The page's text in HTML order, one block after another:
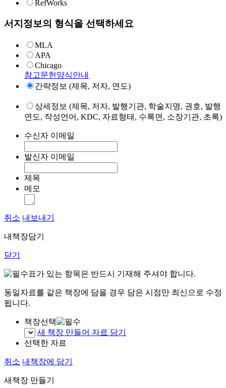
RefWorks
서지정보의 형식을 선택하세요
MLA
APA
Chicago
참고문헌양식안내
간략정보 (제목, 저자, 연도)
상세정보 (제목, 저자, 발행기관, 학술지명, 권호, 발행
연도, 작성언어, KDC, 자료형태, 수록면, 소장기관, 초록)
수신자 이메일
발신자 이메일
제목
메모
취소 내보내기
내책장담기
닫기
표가 있는 항목은 반드시 기재해 주셔야 합니다.
동일자료를 같은 책장에 담을 경우 담은 시점만 최신으로 수정
됩니다.
책장선택
새 책장 만들어 자료 담기
선택한 자료
취소 내책장에 담기
새책장 만들기